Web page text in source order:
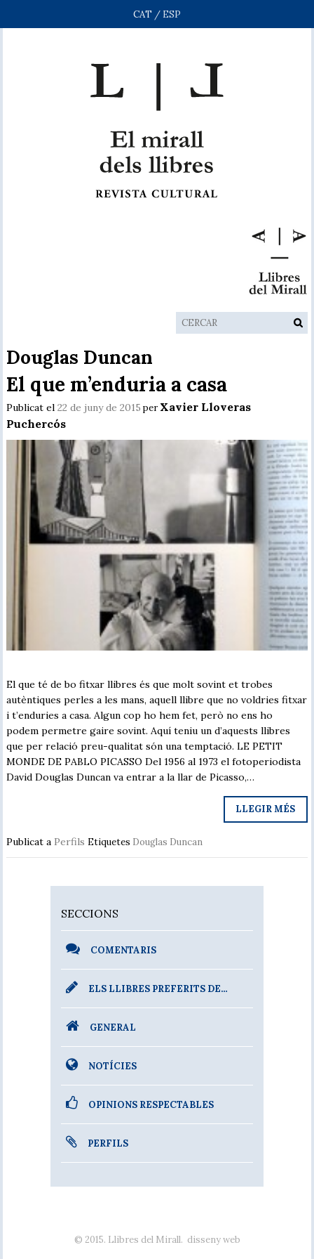
CAT / ESP
Douglas Duncan
El que m’enduria a casa
Publicat el22 de juny de 2015 perXavier Lloveras
Puchercós
El que té de bo fitxar llibres és que molt sovint et trobes
autèntiques perles a les mans, aquell llibre que no voldries fitxar
i t’enduries a casa. Algun cop ho hem fet, però no ens ho
podem permetre gaire sovint. Aquí teniu un d’aquests llibres
que per relació preu-qualitat són una temptació. LE PETIT
MONDE DE PABLO PICASSO Del 1956 al 1973 el fotoperiodista
David Douglas Duncan va entrar a la llar de Picasso,…
LLEGIR MÉS
Publicat a Perfils Etiquetes Douglas Duncan
SECCIONS
COMENTARIS
ELS LLIBRES PREFERITS DE…
GENERAL
NOTÍCIES
OPINIONS RESPECTABLES
PERFILS
© 2015. Llibres del Mirall. disseny web